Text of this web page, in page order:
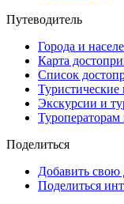
Путеводитель
Города и
Карта
Список
Экскурсии и
Поделиться
Добавить свою
Поделиться